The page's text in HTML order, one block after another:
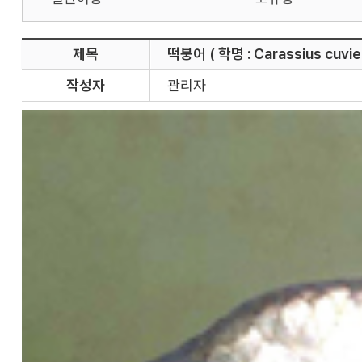
제목
떡붕어 ( 학명 : Carassius
작성자
관리자